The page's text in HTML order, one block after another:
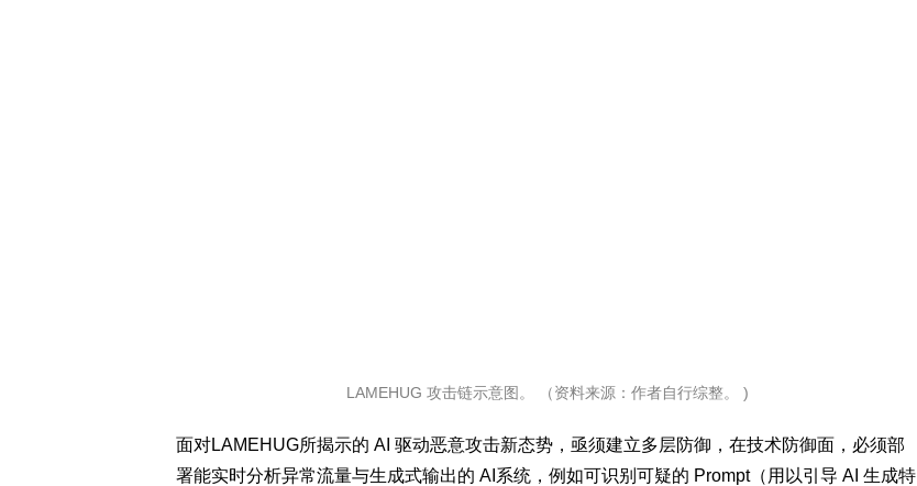
LAMEHUG 攻击链示意图。 （资料来源：作者自行综整。 )
面对LAMEHUG所揭示的 AI 驱动恶意攻击新态势，亟须建立多层防御，在技术防御面，必须部
署能实时分析异常流量与生成式输出的 AI系统，例如可识别可疑的 Prompt（用以引导 AI 生成特